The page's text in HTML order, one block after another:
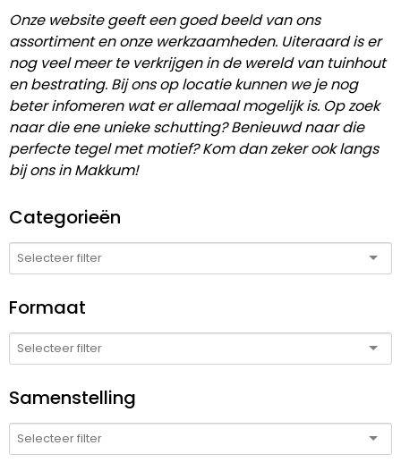
Onze website geeft een goed beeld van ons
assortiment en onze werkzaamheden. Uiteraard is er
nog veel meer te verkrijgen in de wereld van tuinhout
en bestrating. Bij ons op locatie kunnen we je nog
beter infomeren wat er allemaal mogelijk is. Op zoek
naar die ene unieke schutting? Benieuwd naar die
perfecte tegel met motief? Kom dan zeker ook langs
bij ons in Makkum!
Categorieën
Formaat
Samenstelling